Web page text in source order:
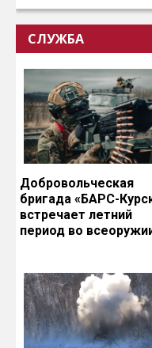
СЛУЖБА
Добровольческая
бригада «БАРС-
встречает летний
период во